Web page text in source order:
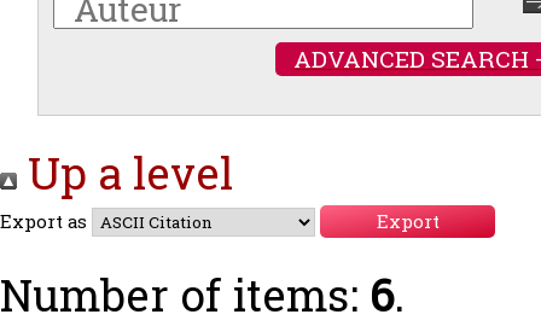
ADVANCED SEARCH
Up a level
Export as
Number of items: 6.